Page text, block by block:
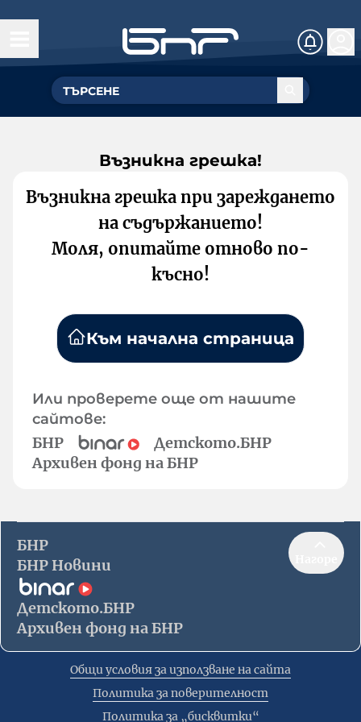
Възникна грешка!
Възникна грешка при зареждането
на съдържанието!
Моля, опитайте отново по-
късно!
Към начална страница
Или проверете още от нашите
сайтове:
БНР
Детското.БНР
Архивен фонд на БНР
БНР
БНР Новини
Детското.БНР
Архивен фонд на БНР
Общи условия за използване на сайта
Политика за поверителност
Политика за „бисквитки“